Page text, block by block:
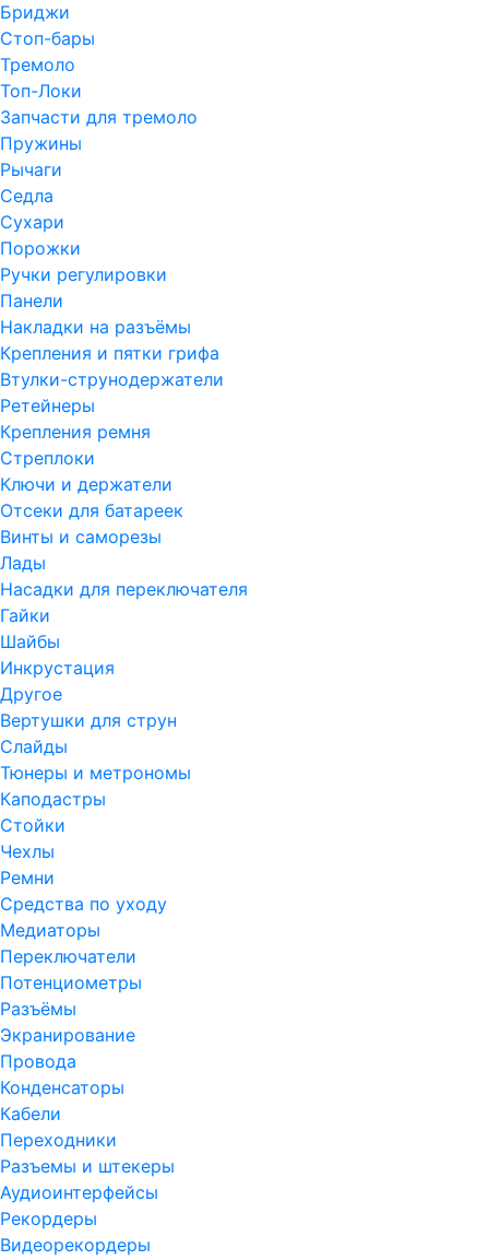
Бриджи
Стоп-бары
Тремоло
Топ-Локи
Запчасти для тремоло
Пружины
Рычаги
Седла
Сухари
Порожки
Ручки регулировки
Панели
Накладки на разъёмы
Крепления и пятки грифа
Втулки-струнодержатели
Ретейнеры
Крепления ремня
Стреплоки
Ключи и держатели
Отсеки для батареек
Винты и саморезы
Лады
Насадки для переключателя
Гайки
Шайбы
Инкрустация
Другое
Вертушки для струн
Слайды
Тюнеры и метрономы
Каподастры
Стойки
Чехлы
Ремни
Средства по уходу
Медиаторы
Переключатели
Потенциометры
Разъёмы
Экранирование
Провода
Конденсаторы
Кабели
Переходники
Разъемы и штекеры
Аудиоинтерфейсы
Рекордеры
Видеорекордеры